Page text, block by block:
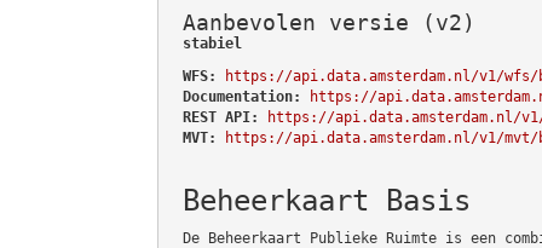
Aanbevolen versie (v2)
stabiel
WFS:
https://api.data.amsterdam.nl/v1/wfs/
Documentation:
https://
REST API:
https://api.data.amsterdam.nl/
MVT:
https://api.data.amsterdam.nl/v1/
Beheerkaart Basis
De Beheerkaart Publieke Ruimte is een